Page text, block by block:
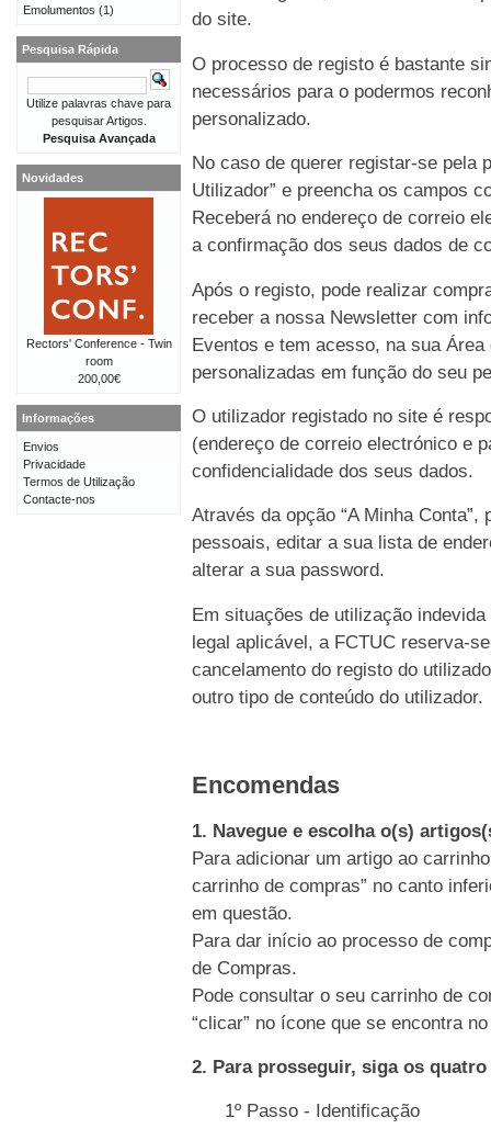
do site.
O processo de registo é bastante
necessários para o podermos
personalizado.
No caso de querer registar-se pela
Utilizador” e preencha os campos
Receberá no endereço de correio
a confirmação dos seus dados de
Após o registo, pode realizar
receber a nossa Newsletter com
Eventos e tem acesso, na sua
personalizadas em função do seu
O utilizador registado no site é
(endereço de correio electrónico e
confidencialidade dos seus dados.
Através da opção “A Minha
pessoais, editar a sua lista de
alterar a sua password.
Em situações de utilização
legal aplicável, a FCTUC reserva-
cancelamento do registo do
outro tipo de conteúdo do utilizador.
Encomendas
1. Navegue e escolha o(s)
Para adicionar um artigo ao
carrinho de compras” no canto
em questão.
Para dar início ao processo de
de Compras.
Pode consultar o seu carrinho de
“clicar” no ícone que se encontra
2. Para prosseguir, siga os
1º Passo - Identificação
Emolumentos (1)
Pesquisa Rápida
Utilize palavras chave para
pesquisar Artigos.
Pesquisa Avançada
Novidades
Rectors' Conference - Twin
room
200,00€
Informações
Envios
Privacidade
Termos de Utilização
Contacte-nos